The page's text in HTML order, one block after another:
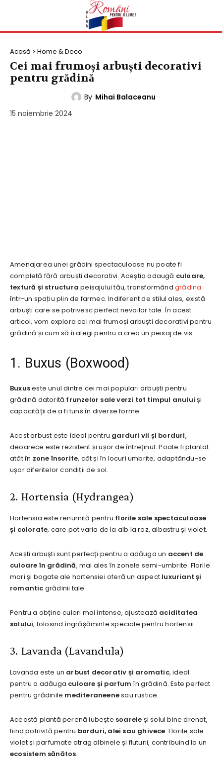
Acasă Home & Deco
Cei mai frumoși arbuști decorativi
pentru grădină
By Mihai Balaceanu
15 noiembrie 2024
Amenajarea unei grădini spectaculoase nu poate fi
completă fără arbuști decorativi. Aceștia adaugă culoare,
textură și structura peisajului tău, transformând grădina
într-un spațiu plin de farmec. Indiferent de stilul ales, există
arbuști care se potrivesc perfect nevoilor tale. În acest
articol, vom explora cei mai frumoși arbuști decorativi pentru
grădină și cum să îi alegi pentru a crea un peisaj de vis.
1. Buxus (Boxwood)
Buxuseste unul dintre cei mai populari arbuști pentru
grădină datorită frunzelor sale verzi tot timpul anului și
capacității de a fi tuns în diverse forme.
Acest arbust este ideal pentru garduri vii și borduri,
deoarece este rezistent și ușor de întreținut. Poate fi plantat
atât în zone însorite, cât și în locuri umbrite, adaptându-se
ușor diferitelor condiții de sol.
2. Hortensia (Hydrangea)
Hortensia este renumită pentru florile sale spectaculoase
și colorate, care pot varia de la alb la roz, albastru și violet.
Acești arbuști sunt perfecți pentru a adăuga un accent de
culoare în grădină, mai ales în zonele semi-umbrite. Florile
mari și bogate ale hortensiei oferă un aspect luxuriant și
romantic grădinii tale.
Pentru a obține culori mai intense, ajustează aciditatea
solului, folosind îngrășăminte speciale pentru hortensii.
3. Lavanda (Lavandula)
Lavanda este un arbust decorativ și aromatic, ideal
pentru a adăuga culoare și parfum în grădină. Este perfect
pentru grădinile mediteraneenesau rustice.
Această plantă perenă iubește soarele și solul bine drenat,
fiind potrivită pentru borduri, alei sau ghivece. Florile sale
violet și parfumate atrag albinele și fluturii, contribuind la un
ecosistem sănătos.